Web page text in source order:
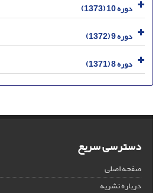
دوره 10 (1373)
دوره 9 (1372)
دوره 8 (1371)
دسترسی سریع
صفحه اصلی
درباره نشریه